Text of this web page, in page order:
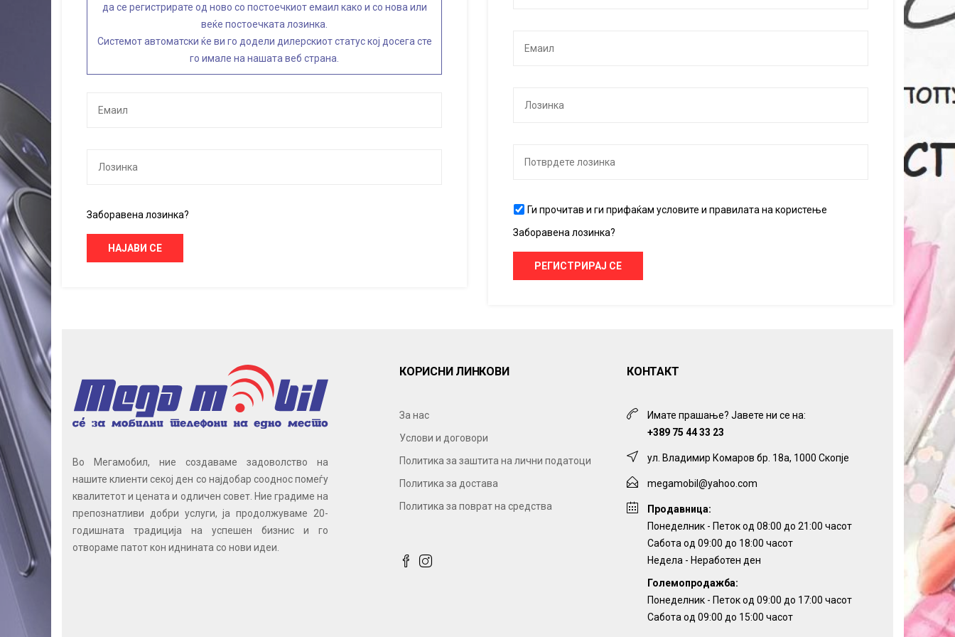
да се регистрирате од ново со постоечкиот емаил како и со нова или
веќе постоечката лозинка.
Системот автоматски ќе ви го додели дилерскиот статус кој досега сте
го имале на нашата веб страна.
Заборавена лозинка?
НАЈАВИ СЕ
Ги прочитав и ги прифаќам условите и правилата на користење
Заборавена лозинка?
РЕГИСТРИРАЈ СЕ
Во Мегамобил, ние создаваме задоволство на
нашите клиенти секој ден со најдобар сооднос помеѓу
квалитетот и цената и одличен совет. Ние градиме на
препознатливи добри услуги, ја продолжуваме 20-
годишната традиција на успешен бизнис и го
отвораме патот кон иднината со нови идеи.
КОРИСНИ ЛИНКОВИ
За нас
Услови и договори
Политика за заштита на лични податоци
Политика за достава
Политика за поврат на средства
КОНТАКТ
Имате прашање? Јавете ни се на:
+389 75 44 33 23
ул. Владимир Комаров бр. 18а, 1000 Скопје
megamobil@yahoo.com
Продавница:
Понеделник - Петок од 08:00 до 21:00 часот
Сабота од 09:00 до 18:00 часот
Недела - Неработен ден
Големопродажба:
Понеделник - Петок од 09:00 до 17:00 часот
Сабота од 09:00 до 15:00 часот